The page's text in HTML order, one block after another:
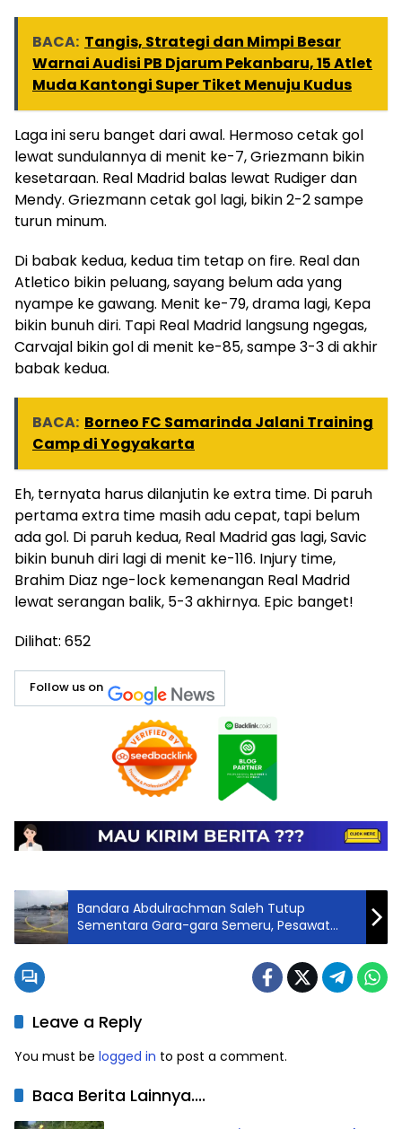
BACA: Tangis, Strategi dan Mimpi Besar
Warnai Audisi PB Djarum Pekanbaru, 15 Atlet
Muda Kantongi Super Tiket Menuju Kudus
Laga ini seru banget dari awal. Hermoso cetak gol
lewat sundulannya di menit ke-7, Griezmann bikin
kesetaraan. Real Madrid balas lewat Rudiger dan
Mendy. Griezmann cetak gol lagi, bikin 2-2 sampe
turun minum.
Di babak kedua, kedua tim tetap on fire. Real dan
Atletico bikin peluang, sayang belum ada yang
nyampe ke gawang. Menit ke-79, drama lagi, Kepa
bikin bunuh diri. Tapi Real Madrid langsung ngegas,
Carvajal bikin gol di menit ke-85, sampe 3-3 di akhir
babak kedua.
BACA: Borneo FC Samarinda Jalani Training
Camp di Yogyakarta
Eh, ternyata harus dilanjutin ke extra time. Di paruh
pertama extra time masih adu cepat, tapi belum
ada gol. Di paruh kedua, Real Madrid gas lagi, Savic
bikin bunuh diri lagi di menit ke-116. Injury time,
Brahim Diaz nge-lock kemenangan Real Madrid
lewat serangan balik, 5-3 akhirnya. Epic banget!
Dilihat: 652
Follow us on
Bandara Abdulrachman Saleh Tutup
Sementara Gara-gara Semeru, Pesawat
Nggak Bisa Beroperasi!
Leave a Reply
You must be logged in to post a comment.
Baca Berita Lainnya....